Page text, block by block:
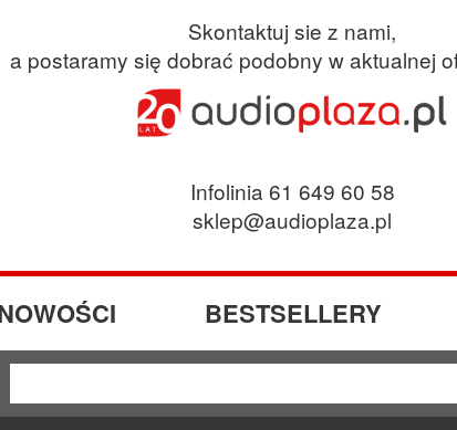
Skontaktuj sie z nami,
a postaramy się dobrać podobny w aktualnej
Infolinia 61 649 60 58
sklep@audioplaza.pl
BESTSELLERY